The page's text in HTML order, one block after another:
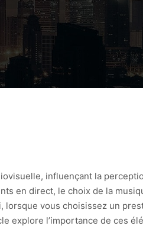
influençant la
en direct, le choix de la
vous choisissez un
explore l’importance de ces